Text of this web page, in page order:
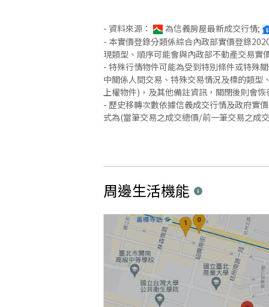
- 資料來源：
為信義房屋最新成交行情;
- 本實價登錄分類係綜合內政部實價登錄
現類型、順序可能會與內政部不動產交易
- 特殊行情物件可能為受到特別條件或特殊
中關係人間交易、特殊交易情況及標的類
上權物件)，及其他備註資訊，關閉後則會
- 歷史移轉次數依據信義成交行情及政府實
式為(當筆交易之成交總價/前一筆交易之成
周邊生活機能